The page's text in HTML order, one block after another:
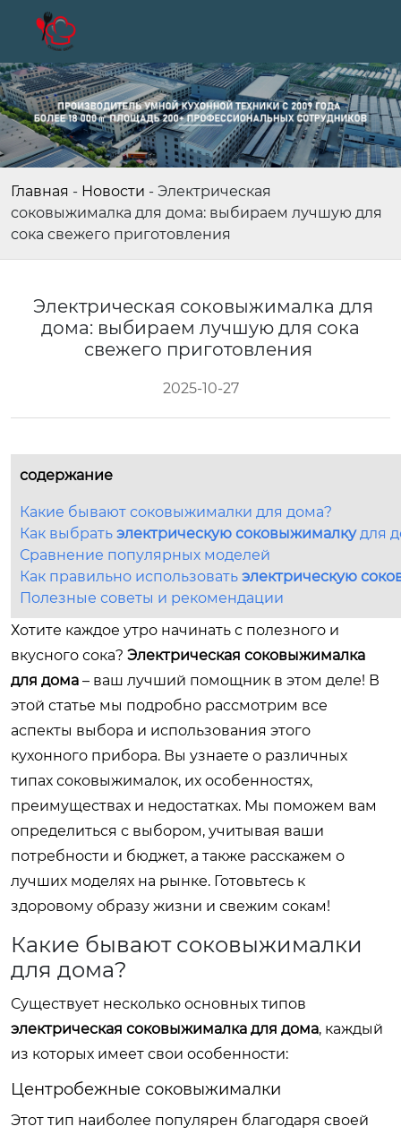
Главная - Новости - Электрическая
соковыжималка для дома: выбираем лучшую для
сока свежего приготовления
Электрическая соковыжималка для
дома: выбираем лучшую для сока
свежего приготовления
2025-10-27
содержание
Какие бывают соковыжималки для дома?
Как выбрать электрическую соковыжималкудля
Сравнение популярных моделей
Как правильно использовать электрическую
Полезные советы и рекомендации
Хотите каждое утро начинать с полезного и
вкусного сока? Электрическая соковыжималка
для дома – ваш лучший помощник в этом деле! В
этой статье мы подробно рассмотрим все
аспекты выбора и использования этого
кухонного прибора. Вы узнаете о различных
типах соковыжималок, их особенностях,
преимуществах и недостатках. Мы поможем вам
определиться с выбором, учитывая ваши
потребности и бюджет, а также расскажем о
лучших моделях на рынке. Готовьтесь к
здоровому образу жизни и свежим сокам!
Какие бывают соковыжималки
для дома?
Существует несколько основных типов
электрическая соковыжималка для дома, каждый
из которых имеет свои особенности:
Центробежные соковыжималки
Этот тип наиболее популярен благодаря своей